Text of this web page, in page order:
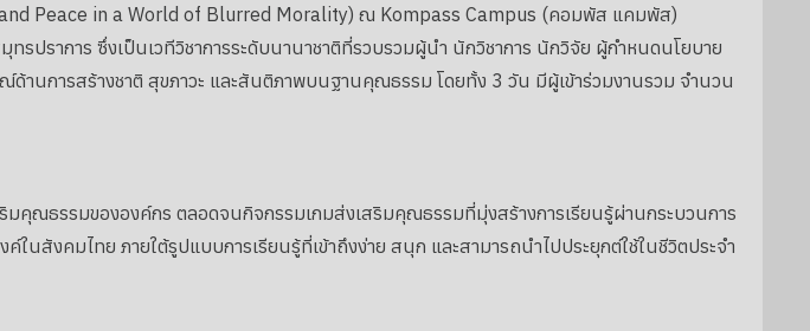
Peace in a World of Blurred Morality) ณ Kompass Campus (คอมพัส แคมพัส)
ราการ ซึ่งเป็นเวทีวิชาการระดับนานาชาติที่รวบรวมผู้นำ นักวิชาการ นักวิจัย ผู้กำหนดนโยบาย
านการสร้างชาติ สุขภาวะ และสันติภาพบนฐานคุณธรรม โดยทั้ง 3 วัน มีผู้เข้าร่วมงานรวม จำนวน
คุณธรรมขององค์กร ตลอดจนกิจกรรมเกมส่งเสริมคุณธรรมที่มุ่งสร้างการเรียนรู้ผ่านกระบวนการ
สังคมไทย ภายใต้รูปแบบการเรียนรู้ที่เข้าถึงง่าย สนุก และสามารถนำไปประยุกต์ใช้ในชีวิตประจำ